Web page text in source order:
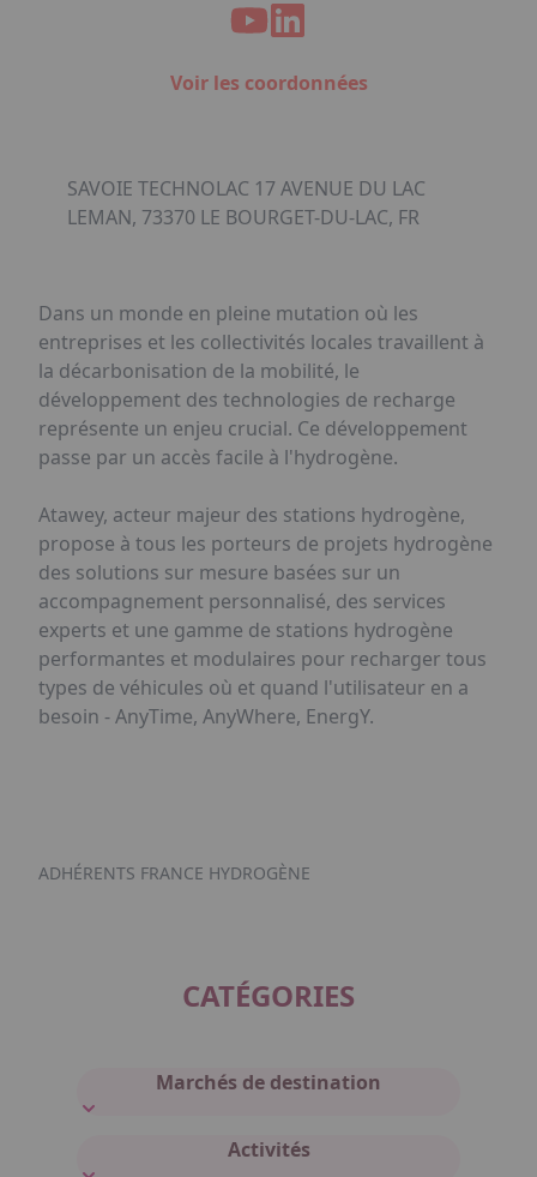
Voir les coordonnées
SAVOIE TECHNOLAC 17 AVENUE DU LAC
LEMAN, 73370 LE BOURGET-DU-LAC, FR
Dans un monde en pleine mutation où les
entreprises et les collectivités locales travaillent à
la décarbonisation de la mobilité, le
développement des technologies de recharge
représente un enjeu crucial. Ce développement
passe par un accès facile à l'hydrogène.
Atawey, acteur majeur des stations hydrogène,
propose à tous les porteurs de projets hydrogène
des solutions sur mesure basées sur un
accompagnement personnalisé, des services
experts et une gamme de stations hydrogène
performantes et modulaires pour recharger tous
types de véhicules où et quand l'utilisateur en a
besoin - AnyTime, AnyWhere, EnergY.
ADHÉRENTS FRANCE HYDROGÈNE
CATÉGORIES
Marchés de destination
Activités